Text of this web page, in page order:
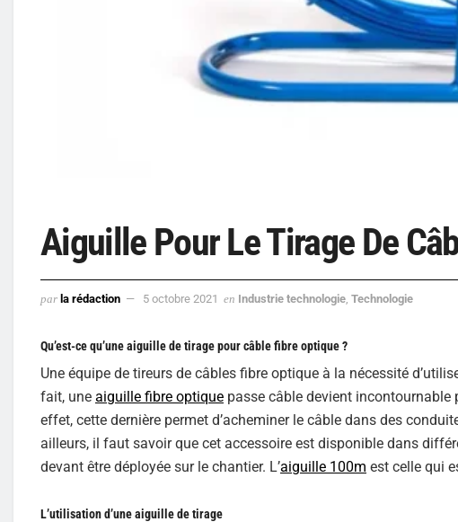
Aiguille Pour Le Tirage De
par la rédaction 5 octobre 2021 en Industrie technologie Technologie
Qu’est-ce qu’une aiguille de tirage pour câble fibre optique ?
Une équipe de tireurs de câbles fibre optique à la nécessité
fait, une aiguille fibre optique passe câble devient incontournable
effet, cette dernière permet d’acheminer le câble dans des
ailleurs, il faut savoir que cet accessoire est disponible dans
devant être déployée sur le chantier. L’aiguille 100m est celle qui
L’utilisation d’une aiguille de tirage